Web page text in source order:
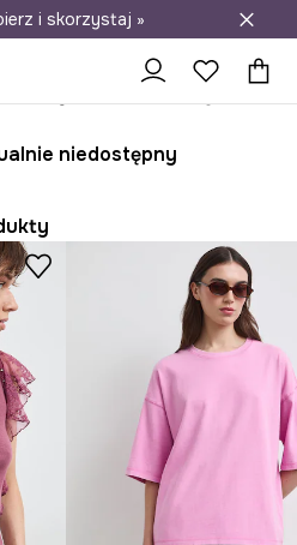
do salonów
i skorzystaj »
niedostępny